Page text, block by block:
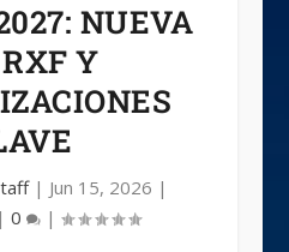
NUEVA
Y
| Jun 15, 2026 |
| 0 |